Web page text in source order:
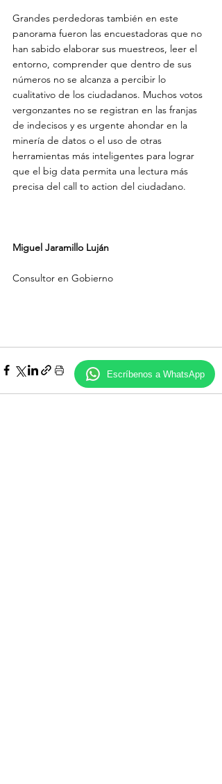
Grandes perdedoras también en este
panorama fueron las encuestadoras que no
han sabido elaborar sus muestreos, leer el
entorno, comprender que dentro de sus
números no se alcanza a percibir lo
cualitativo de los ciudadanos. Muchos votos
vergonzantes no se registran en las franjas
de indecisos y es urgente ahondar en la
minería de datos o el uso de otras
herramientas más inteligentes para lograr
que el big data permita una lectura más
precisa del call to action del ciudadano.
Miguel Jaramillo Luján
Consultor en Gobierno
Escríbenos a WhatsApp